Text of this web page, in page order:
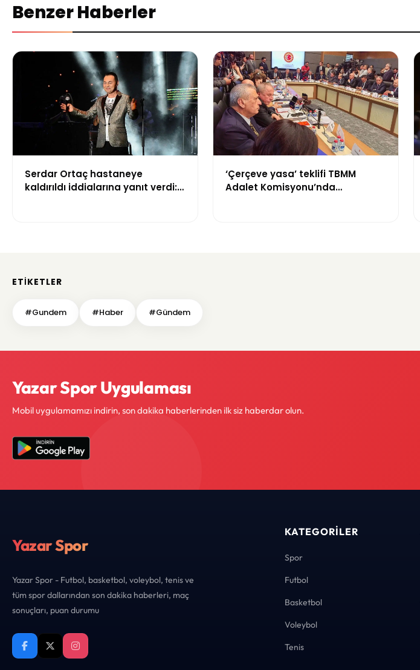
Benzer Haberler
Serdar Ortaç hastaneye
kaldırıldı iddialarına yanıt verdi:
‘Çerçeve yasa’ teklifi TBMM
Adalet Komisyonu’nda
ETIKETLER
#Gundem #Haber #Gündem
Yazar Spor Uygulaması
Mobil uygulamamızı indirin, son dakika haberlerinden ilk siz haberdar olun.
Yazar Spor
Yazar Spor - Futbol, basketbol, voleybol, tenis ve
tüm spor dallarından son dakika haberleri, maç
sonuçları, puan durumu
KATEGORILER
Spor
Futbol
Basketbol
Voleybol
Tenis